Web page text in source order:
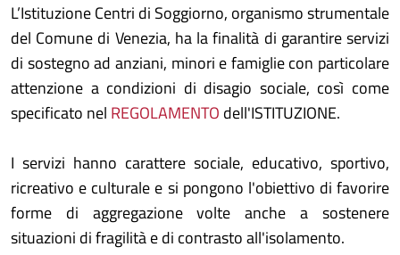
L’Istituzione Centri di Soggiorno, organismo strumentale
del Comune di Venezia, ha la finalità di garantire servizi
di sostegno ad anziani, minori e famiglie con particolare
attenzione a condizioni di disagio sociale, così come
specificato nel REGOLAMENTO dell'ISTITUZIONE.
I servizi hanno carattere sociale, educativo, sportivo,
ricreativo e culturale e si pongono l'obiettivo di favorire
forme di aggregazione volte anche a sostenere
situazioni di fragilità e di contrasto all'isolamento.